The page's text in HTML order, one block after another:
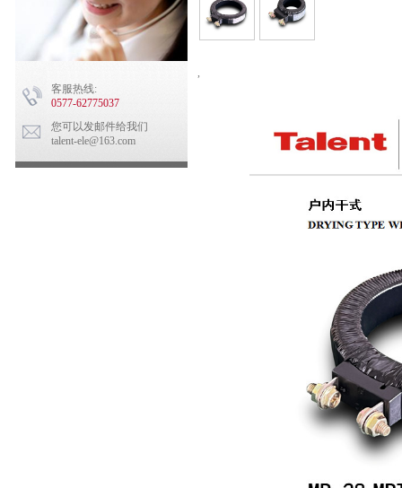
客服热线:
0577-62775037
您可以发邮件给我们
talent-ele@163.com
,